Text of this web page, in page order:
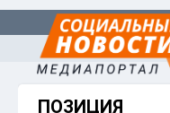
ПОЗИЦИЯ